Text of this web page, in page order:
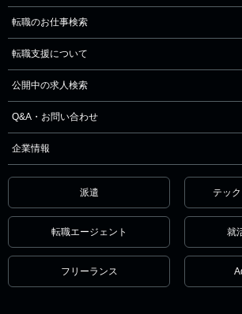
転職のお仕事検索
転職支援について
公開中の求人検索
Q&A・お問い合わせ
企業情報
派遣 テッ
転職エージェント 就
フリーランス